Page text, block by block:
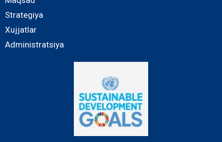
Strategiya
Xujjatlar
Administratsiya